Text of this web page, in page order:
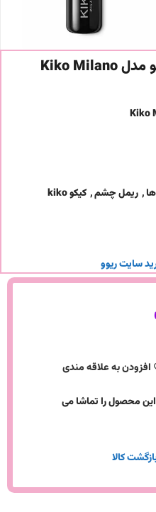
ریمل فر کننده کیکو میلانو مدل Kiko Milano
Kiko
, ریمل چشم, کیکو kiko
سایت ریوو
افزودن به علاقه مندی
این محصول را تماشا می
کالا